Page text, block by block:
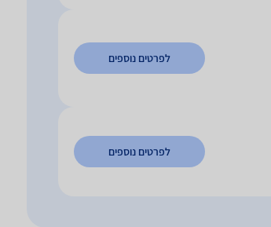
לפרטים נוספים
לפרטים נוספים